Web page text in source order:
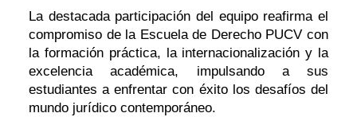
La destacada participación del equipo reafirma el
compromiso de la Escuela de Derecho PUCV con
la formación práctica, la internacionalización y la
excelencia académica, impulsando a sus
estudiantes a enfrentar con éxito los desafíos del
mundo jurídico contemporáneo.